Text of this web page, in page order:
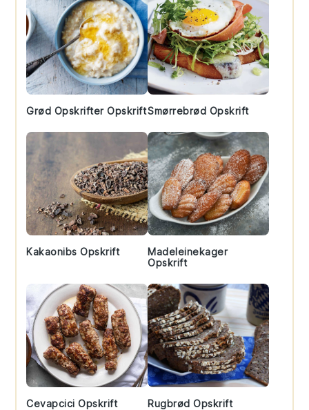
Grød Opskrifter OpskriftSmørrebrød Opskrift
Kakaonibs Opskrift
Madeleinekager
Opskrift
Cevapcici Opskrift Rugbrød Opskrift